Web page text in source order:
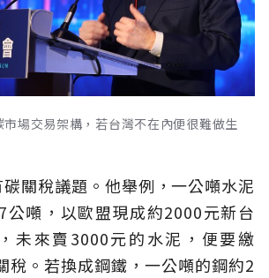
場交易架構，若台灣不在內便很難做生
關稅議題。他舉例，一公噸水泥
公噸，以歐盟現成約2000元新台
未來賣3000元的水泥，便要繳
稅。若換成鋼鐵，一公噸的鋼約2